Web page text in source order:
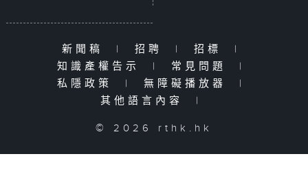
新聞稿 | 招聘 | 招標
|
知識產權告示
| 常見問題
|
私隱政策
| 無障礙播放器
|
其他語言內容
|
© 2026 rthk.hk